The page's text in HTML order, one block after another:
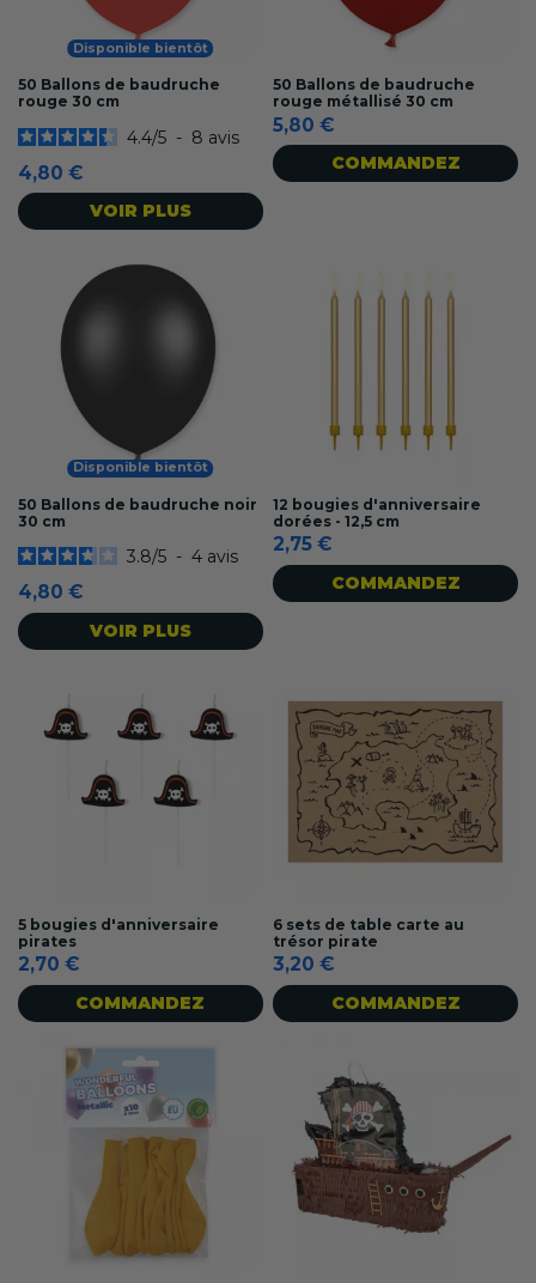
Disponible bientôt
50 Ballons de baudruche
rouge 30 cm
4.4/5 - 8 avis
4,80 €
VOIR PLUS
50 Ballons de baudruche
rouge métallisé 30 cm
5,80 €
COMMANDEZ
Disponible bientôt
50 Ballons de baudruche noir
30 cm
3.8/5 - 4 avis
4,80 €
VOIR PLUS
12 bougies d'anniversaire
dorées - 12,5 cm
2,75 €
COMMANDEZ
5 bougies d'anniversaire
pirates
2,70 €
COMMANDEZ
6 sets de table carte au
trésor pirate
3,20 €
COMMANDEZ